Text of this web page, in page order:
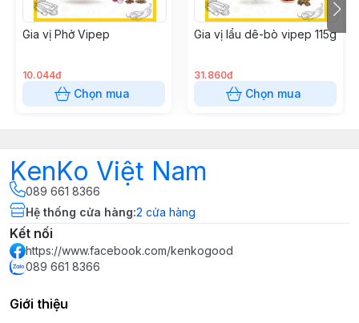
Gia vị Phở Vipep
10.044đ
Chọn mua
Gia vị lẩu dê-bò vipep 115g
31.860đ
Chọn mua
KenKo Việt Nam
089 661 8366
Hệ thống cửa hàng:2 cửa hàng
Kết nối
https://www.facebook.com/kenkogood
089 661 8366
Giới thiệu